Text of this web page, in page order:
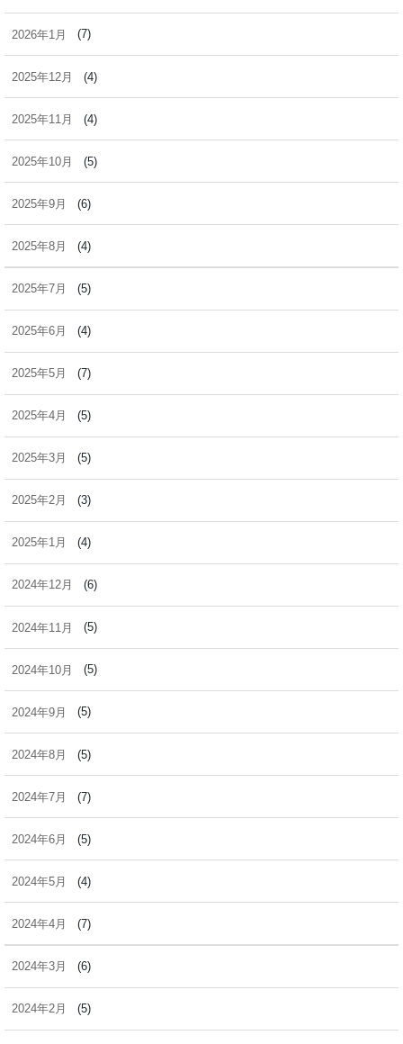
2026年1月 (7)
2025年12月 (4)
2025年11月 (4)
2025年10月 (5)
2025年9月 (6)
2025年8月 (4)
2025年7月 (5)
2025年6月 (4)
2025年5月 (7)
2025年4月 (5)
2025年3月 (5)
2025年2月 (3)
2025年1月 (4)
2024年12月 (6)
2024年11月 (5)
2024年10月 (5)
2024年9月 (5)
2024年8月 (5)
2024年7月 (7)
2024年6月 (5)
2024年5月 (4)
2024年4月 (7)
2024年3月 (6)
2024年2月 (5)